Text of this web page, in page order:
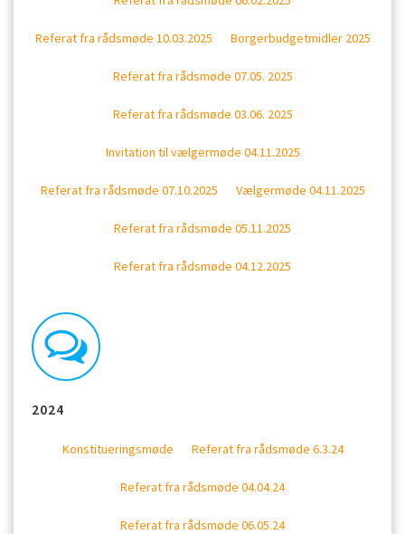
Referat fra rådsmøde 10.03.2025 Borgerbudgetmidler 2025
Referat fra rådsmøde 07.05. 2025
Referat fra rådsmøde 03.06. 2025
Invitation til vælgermøde 04.11.2025
Referat fra rådsmøde 07.10.2025 Vælgermøde 04.11.2025
Referat fra rådsmøde 05.11.2025
Referat fra rådsmøde 04.12.2025
2024
Konstitueringsmøde Referat fra rådsmøde 6.3.24
Referat fra rådsmøde 04.04.24
Referat fra rådsmøde 06.05.24